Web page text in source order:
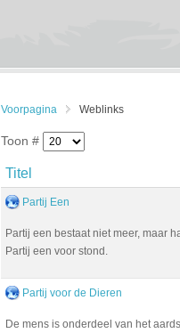
Voorpagina Weblinks
Toon #
Titel
Partij Een
Partij een bestaat niet meer, maar
Partij een voor stond.
Partij voor de Dieren
De mens is onderdeel van het